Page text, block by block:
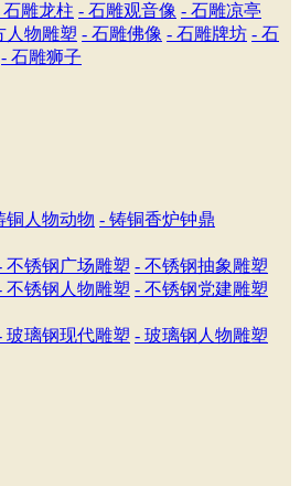
石雕龙柱 - 石雕观音像 - 石雕凉亭
人物雕塑 - 石雕佛像 - 石雕牌坊 - 石
- 石雕狮子
铜人物动物 - 铸铜香炉钟鼎
不锈钢广场雕塑 - 不锈钢抽象雕塑
不锈钢人物雕塑 - 不锈钢党建雕塑
玻璃钢现代雕塑 - 玻璃钢人物雕塑